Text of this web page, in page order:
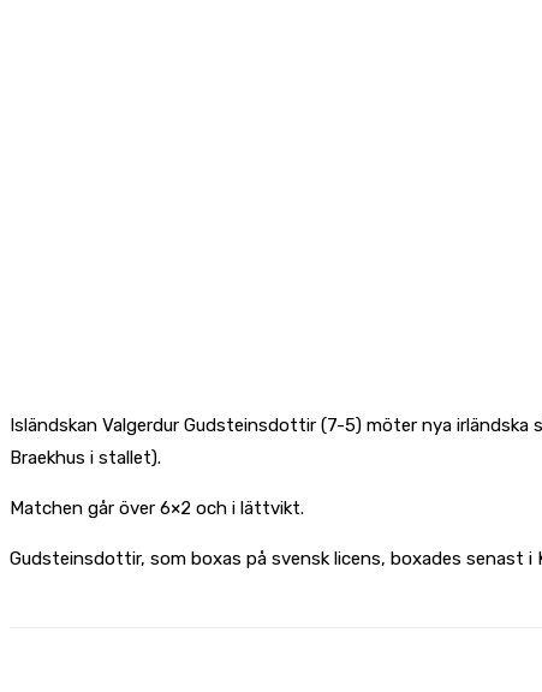
Isländskan Valgerdur Gudsteinsdottir (7-5) möter nya
Braekhus i stallet).
Matchen går över 6×2 och i lättvikt.
Gudsteinsdottir, som boxas på svensk licens, boxades senast